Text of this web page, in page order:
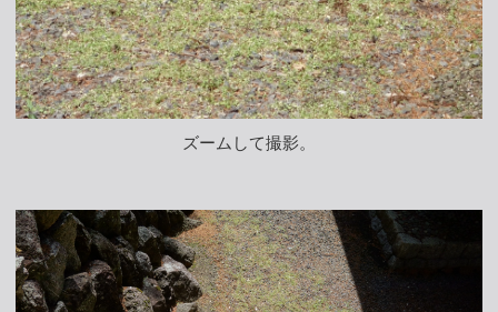
ズームして撮影。